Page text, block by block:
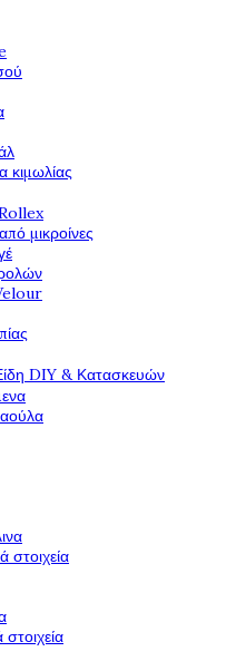
κιμωλίας
μικροίνες
DIY & Κατασκευών
στοιχεία